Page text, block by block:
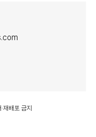
배포 금지